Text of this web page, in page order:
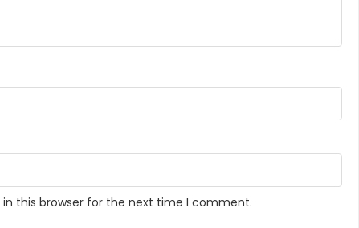
this browser for the next time I comment.